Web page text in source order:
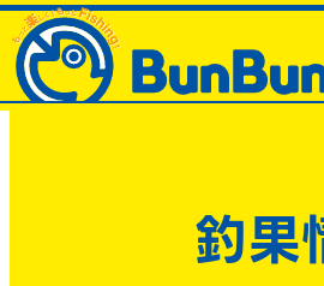
釣果